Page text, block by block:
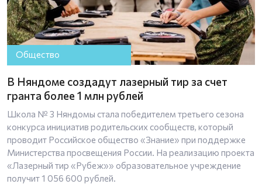
Общество
В Няндоме создадут лазерный тир за счет
гранта более 1 млн рублей
Школа № 3 Няндомы стала победителем третьего сезона
конкурса инициатив родительских сообществ, который
проводит Российское общество «Знание» при поддержке
Министерства просвещения России. На реализацию проекта
«Лазерный тир «Рубеж»» образовательное учреждение
получит 1 056 600 рублей.